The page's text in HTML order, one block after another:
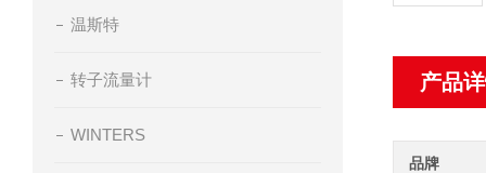
产品
品牌
温斯特
转子流量计
WINTERS